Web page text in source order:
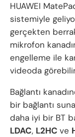
HUAWEI
sistemiyle
gerçekten
mikrofon
engelleme ile
videoda
Bağlantı
bir bağlantı
daha iyi bir BT
LDAC, L2HC ve